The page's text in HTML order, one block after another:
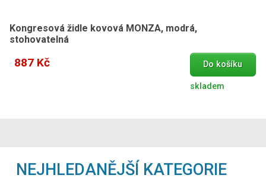
Kongresová židle kovová MONZA, modrá,
stohovatelná
887 Kč Do košíku
skladem
NEJHLEDANĚJŠÍ KATEGORIE